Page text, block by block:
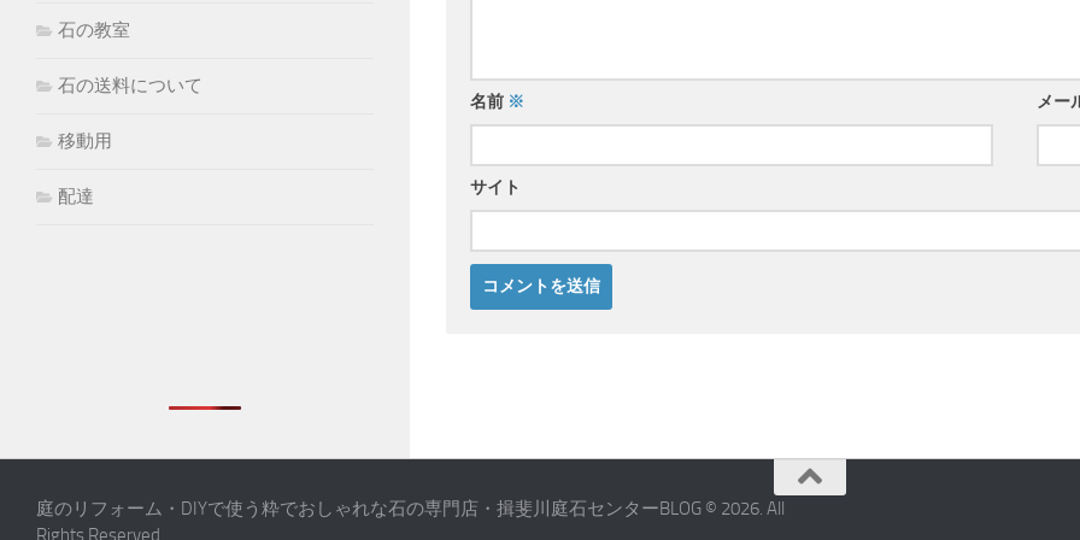
名前 ※ メー
サイト
石の教室
石の送料について
移動用
配達
庭のリフォーム・DIYで使う粋でおしゃれな石の専門店・揖斐川庭石センターBLOG © 2026. All
Rights Reserved.